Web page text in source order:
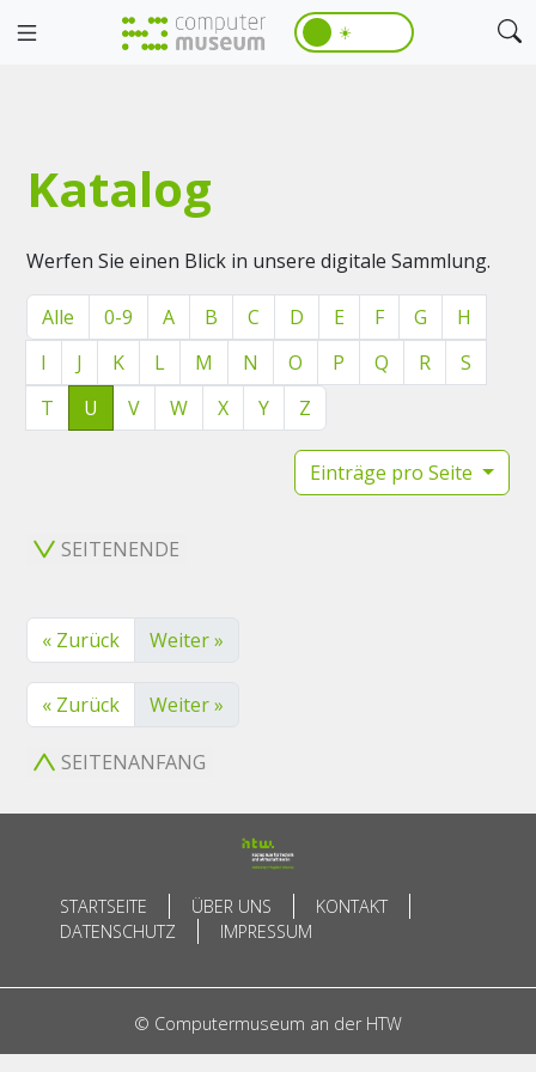
☀️
Katalog
Werfen Sie einen Blick in unsere digitale Sammlung.
Alle 0-9 A B C D E F G
H
I
J K L M N O P Q R
S
T
U V W X Y Z
Einträge pro Seite
SEITENENDE
« Zurück Weiter »
« Zurück Weiter »
SEITENANFANG
STARTSEITE ÜBER UNS
KONTAKT
DATENSCHUTZ
IMPRESSUM
© Computermuseum an der HTW